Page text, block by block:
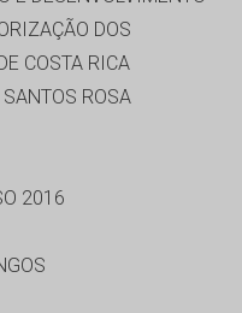
DOS
COSTA RICA
ROSA
2016